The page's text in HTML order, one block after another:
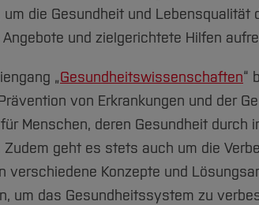
die Gesundheit und Lebensqualität
und zielgerichtete Hilfen
„Gesundheitswissenschaften“
von Erkrankungen und der
Menschen, deren Gesundheit durch
geht es stets auch um die
verschiedene Konzepte und
um das Gesundheitssystem zu